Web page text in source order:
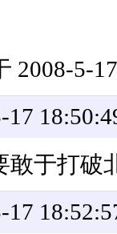
2008-5-
敢于打破